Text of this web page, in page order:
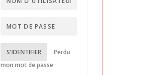
S'IDENTIFIER
Perdu
mon mot de passe